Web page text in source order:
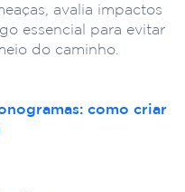
avalia impactos
essencial para evitar
do caminho.
como criar